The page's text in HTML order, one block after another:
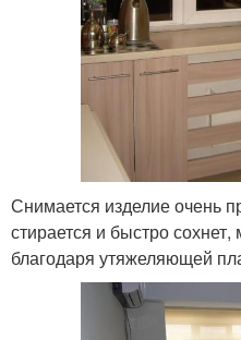
Снимается изделие очень
стирается и быстро
благодаря утяжеляющей